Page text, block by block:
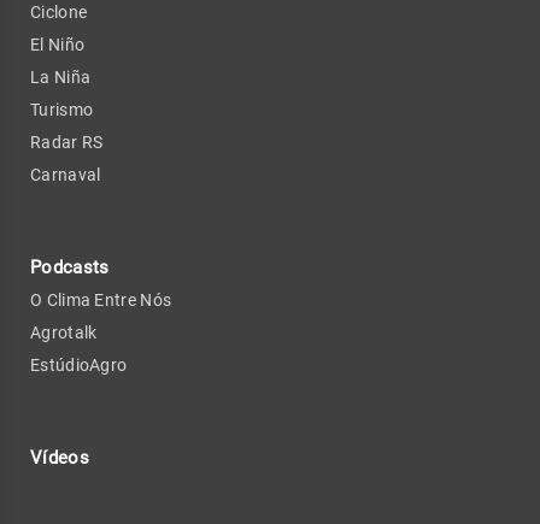
Ciclone
El Niño
La Niña
Turismo
Radar RS
Carnaval
Podcasts
O Clima Entre Nós
Agrotalk
EstúdioAgro
Vídeos